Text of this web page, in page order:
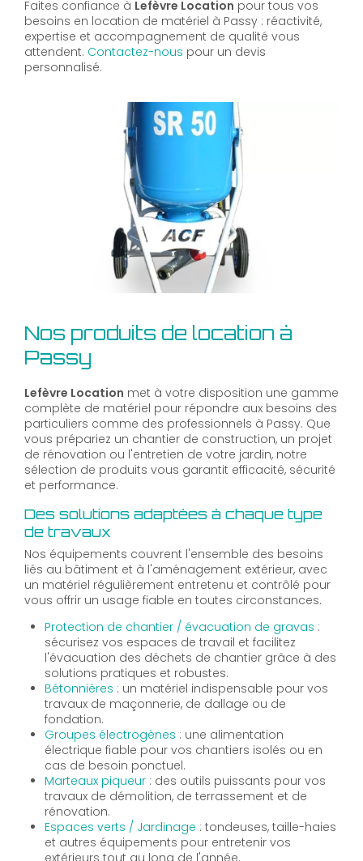
Faites confiance à Lefèvre Location pour tous vos
besoins en location de matériel à Passy : réactivité,
expertise et accompagnement de qualité vous
attendent. Contactez-nous pour un devis
personnalisé.
Nos produits de location à
Passy
Lefèvre Location met à votre disposition une gamme
complète de matériel pour répondre aux besoins des
particuliers comme des professionnels à Passy. Que
vous prépariez un chantier de construction, un projet
de rénovation ou l'entretien de votre jardin, notre
sélection de produits vous garantit efficacité, sécurité
et performance.
Des solutions adaptées à chaque type
de travaux
Nos équipements couvrent l'ensemble des besoins
liés au bâtiment et à l'aménagement extérieur, avec
un matériel régulièrement entretenu et contrôlé pour
vous offrir un usage fiable en toutes circonstances.
Protection de chantier / évacuation de gravas :
sécurisez vos espaces de travail et facilitez
l'évacuation des déchets de chantier grâce à des
solutions pratiques et robustes.
Bétonnières : un matériel indispensable pour vos
travaux de maçonnerie, de dallage ou de
fondation.
Groupes électrogènes : une alimentation
électrique fiable pour vos chantiers isolés ou en
cas de besoin ponctuel.
Marteaux piqueur : des outils puissants pour vos
travaux de démolition, de terrassement et de
rénovation.
Espaces verts / Jardinage : tondeuses, taille-haies
et autres équipements pour entretenir vos
extérieurs tout au long de l'année.